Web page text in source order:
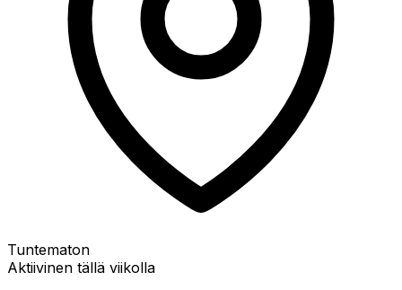
Tuntematon
Aktiivinen tällä viikolla